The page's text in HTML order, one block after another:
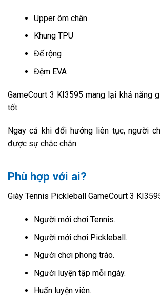
Upper ôm chân
Khung TPU
Đế rộng
Đệm EVA
GameCourt 3 KI3595 mang lại khả năng
tốt.
Ngay cả khi đổi hướng liên tục, người
được sự chắc chắn.
Phù hợp với ai?
Giày Tennis Pickleball GameCourt 3
Người mới chơi Tennis.
Người mới chơi Pickleball.
Người chơi phong trào.
Người luyện tập mỗi ngày.
Huấn luyện viên.